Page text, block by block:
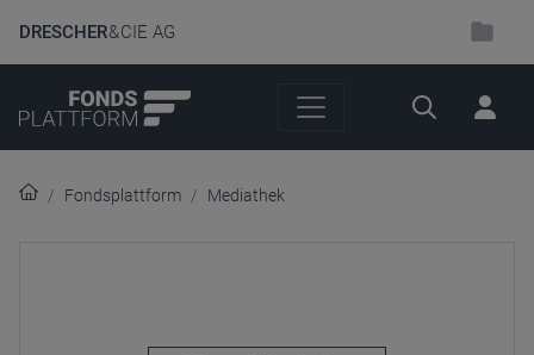
DRESCHER& CIE AG
Suche
Fondsplattform Mediathek